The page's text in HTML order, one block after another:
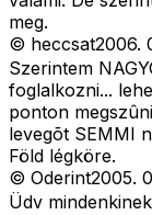
meg.
© heccsat2006.
Szerintem
foglalkozni...
ponton
levegõt SEMMI
Föld légköre.
© Oderint2005.
Üdv